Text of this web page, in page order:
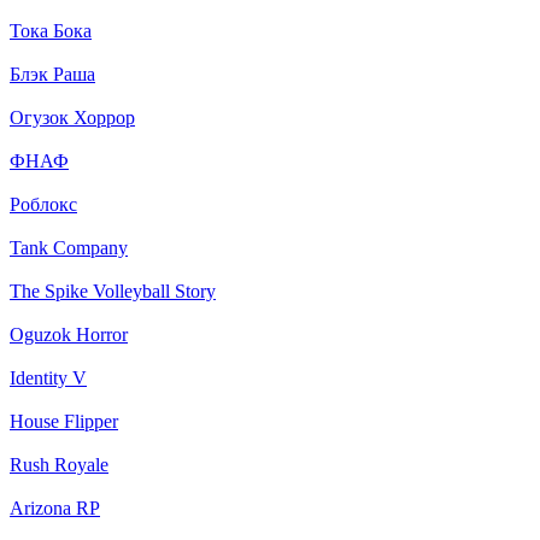
Тока Бока
Блэк Раша
Огузок Хоррор
ФНАФ
Роблокс
Tank Company
The Spike Volleyball Story
Oguzok Horror
Identity V
House Flipper
Rush Royale
Arizona RP